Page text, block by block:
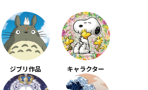
ジブリ作品 キャラクター